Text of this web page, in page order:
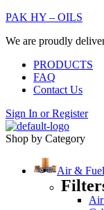
PAK HY – OILS
We are proudly
PRODUCTS
FAQ
Contact Us
Sign In orRegister
Shop by Category
Air &